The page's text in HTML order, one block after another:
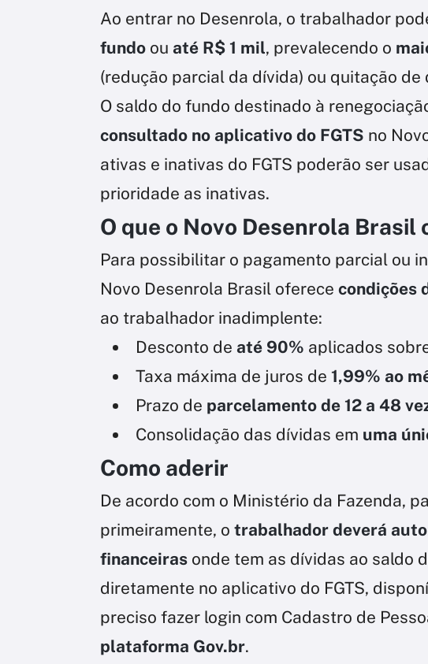
Ao entrar no Desenrola, o trabalhador
fundo ou até R$ 1 mil, prevalecendo o
(redução parcial da dívida) ou quitação
O saldo do fundo destinado à
consultado no aplicativo do FGTS no
ativas e inativas do FGTS poderão ser
prioridade as inativas.
O que o Novo Desenrola Brasil
Para possibilitar o pagamento parcial ou
Novo Desenrola Brasil oferece condições
ao trabalhador inadimplente:
Desconto de até 90% aplicados
Taxa máxima de juros de 1,99% ao
Prazo de parcelamento de 12 a 48
Consolidação das dívidas em uma
Como aderir
De acordo com o Ministério da Fazenda,
primeiramente, o trabalhador deverá
financeiras onde tem as dívidas ao saldo
diretamente no aplicativo do FGTS,
preciso fazer login com Cadastro de
plataforma Gov.br.